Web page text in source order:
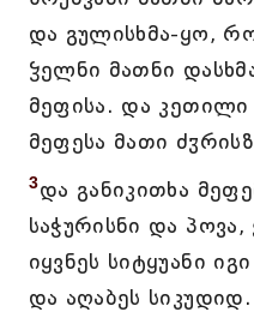
და გულისხმა-ყო,
ჴელნი მათნი
მეფისა. და კეთილი
მეფესა მათი
3და განიკითხა
საჭურისნი და
იყვნეს სიტყუანი
და აღაბეს სიკუდიდ.